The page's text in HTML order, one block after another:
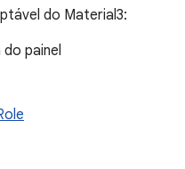
do Material3:
painel